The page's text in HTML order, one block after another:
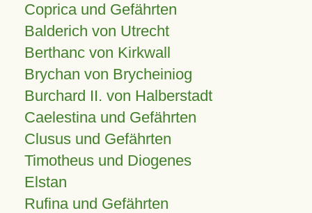
Coprica und Gefährten
Balderich von Utrecht
Berthanc von Kirkwall
Brychan von Brycheiniog
Burchard II. von Halberstadt
Caelestina und Gefährten
Clusus und Gefährten
Timotheus und Diogenes
Elstan
Rufina und Gefährten